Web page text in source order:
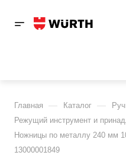
Главная — Каталог —
Режущий инструмент и
Ножницы по металлу 240 мм
13000001849